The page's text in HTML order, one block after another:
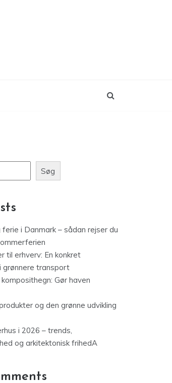
Søg
i Danmark – sådan rejser du
til erhverv: En konkret
grønnere transport
Gør haven
og den grønne udvikling
i 2026 – trends,
og arkitektonisk frihedA